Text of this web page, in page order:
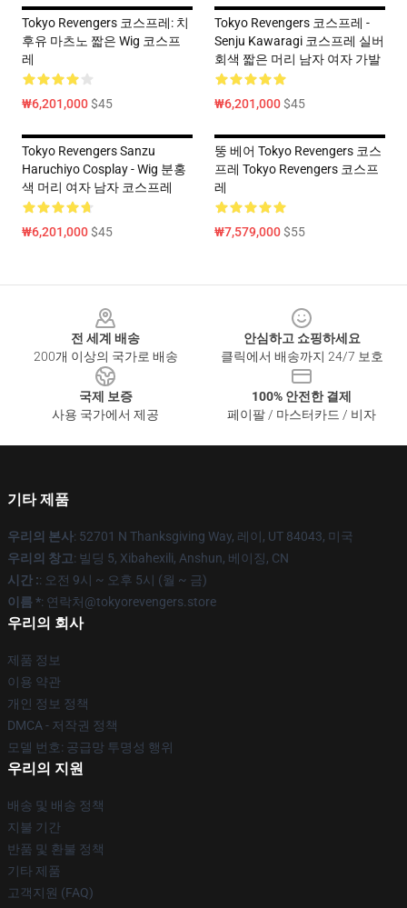
Tokyo Revengers 코스프레: 치
후유 마츠노 짧은 Wig 코스프
레
₩6,201,000$45
Tokyo Revengers 코스프레 -
Senju Kawaragi 코스프레 실버
회색 짧은 머리 남자 여자 가발
₩6,201,000$45
Tokyo Revengers Sanzu
Haruchiyo Cosplay - Wig 분홍
색 머리 여자 남자 코스프레
₩6,201,000$45
뚱 베어 Tokyo Revengers 코스
프레 Tokyo Revengers 코스프
레
₩7,579,000$55
전 세계 배송
200개 이상의 국가로 배송
안심하고 쇼핑하세요
클릭에서 배송까지 24/7 보호
국제 보증
사용 국가에서 제공
100% 안전한 결제
페이팔 / 마스터카드 / 비자
기타 제품
우리의 본사: 52701 N Thanksgiving Way, 레이, UT 84043, 미국
우리의 창고: 빌딩 5, Xibahexili, Anshun, 베이징, CN
시간 :: 오전 9시 ~ 오후 5시 (월 ~ 금)
이름 *: 연락처@tokyorevengers.store
우리의 회사
제품 정보
이용 약관
개인 정보 정책
DMCA - 저작권 정책
모델 번호: 공급망 투명성 행위
우리의 지원
배송 및 배송 정책
지불 기간
반품 및 환불 정책
기타 제품
고객지원 (FAQ)